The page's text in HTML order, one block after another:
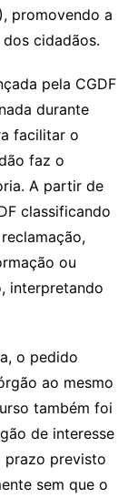
promovendo a
cidadãos.
pela CGDF
durante
facilitar o
faz o
A partir de
classificando
ou
interpretando
o pedido
ao mesmo
também foi
de interesse
prazo previsto
sem que o